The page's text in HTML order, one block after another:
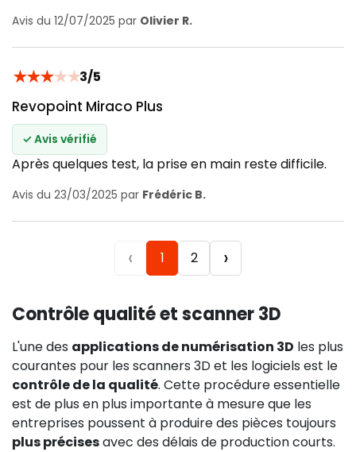
Avis du 12/07/2025 par Olivier R.
★★★★★3/5
Revopoint Miraco Plus
✓ Avis vérifié
Après quelques test, la prise en main reste difficile.
Avis du 23/03/2025 par Frédéric B.
‹ 1 2 ›
Contrôle qualité et scanner 3D
L'une des applications de numérisation 3D les plus
courantes pour les scanners 3D et les logiciels est le
contrôle de la qualité. Cette procédure essentielle
est de plus en plus importante à mesure que les
entreprises poussent à produire des pièces toujours
plus précisesavec des délais de production courts.